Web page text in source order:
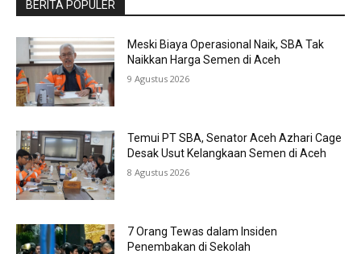
BERITA POPULER
Meski Biaya Operasional Naik, SBA Tak
Naikkan Harga Semen di Aceh
9 Agustus 2026
Temui PT SBA, Senator Aceh Azhari Cage
Desak Usut Kelangkaan Semen di Aceh
8 Agustus 2026
7 Orang Tewas dalam Insiden
Penembakan di Sekolah